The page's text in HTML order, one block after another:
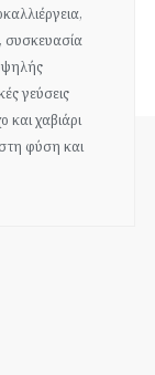
συσκευασία
γεύσεις
χαβιάρι
φύση και